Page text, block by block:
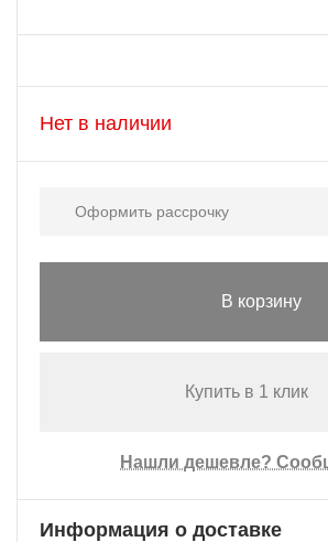
Нет в наличии
Оформить рассрочку
В корзину
Купить в 1 клик
Нашли дешевле?
Информация о доставке